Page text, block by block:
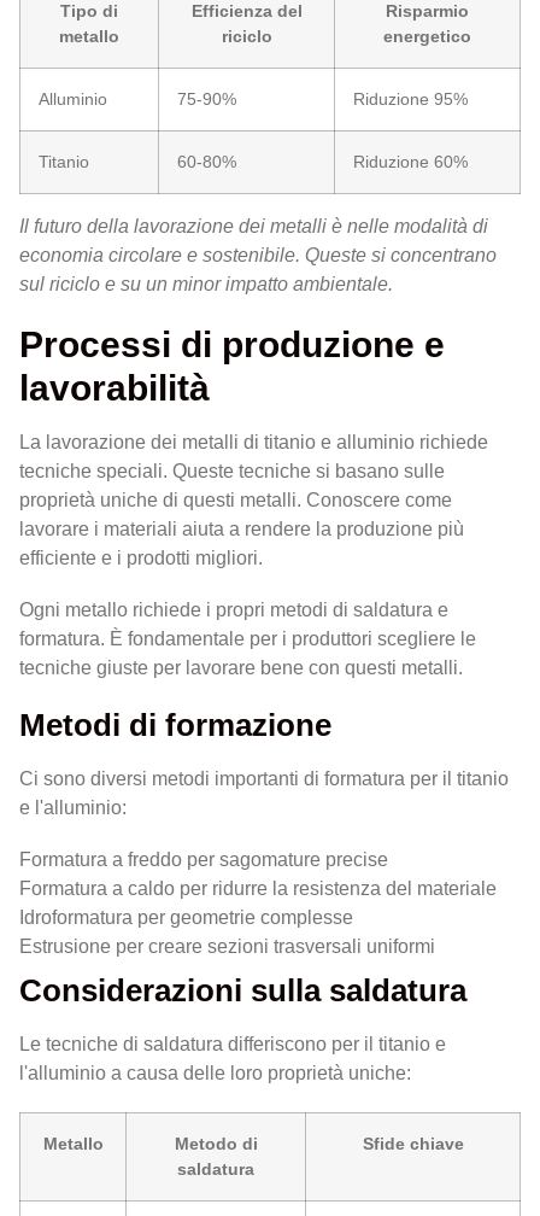
Tipo di
metallo
Efficienza del
riciclo
Risparmio
energetico
Alluminio 75-90% Riduzione 95%
Titanio 60-80% Riduzione 60%
Il futuro della lavorazione dei metalli è nelle modalità di
economia circolare e sostenibile. Queste si concentrano
sul riciclo e su un minor impatto ambientale.
Processi di produzione e
lavorabilità
La lavorazione dei metalli di titanio e alluminio richiede
tecniche speciali. Queste tecniche si basano sulle
proprietà uniche di questi metalli. Conoscere come
lavorare i materiali aiuta a rendere la produzione più
efficiente e i prodotti migliori.
Ogni metallo richiede i propri metodi di saldatura e
formatura. È fondamentale per i produttori scegliere le
tecniche giuste per lavorare bene con questi metalli.
Metodi di formazione
Ci sono diversi metodi importanti di formatura per il titanio
e l'alluminio:
Formatura a freddo per sagomature precise
Formatura a caldo per ridurre la resistenza del materiale
Idroformatura per geometrie complesse
Estrusione per creare sezioni trasversali uniformi
Considerazioni sulla saldatura
Le tecniche di saldatura differiscono per il titanio e
l'alluminio a causa delle loro proprietà uniche:
Metallo
Metodo di
saldatura
Sfide chiave